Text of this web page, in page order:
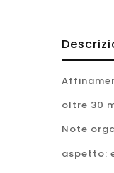
oltre 30
Note
aspetto: